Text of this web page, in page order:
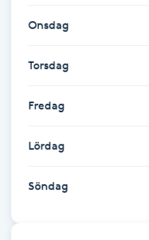
Fransförlängning
Fransförlängning
Fransförlängning Volym
Fransk manikyr
Fransrengöring
Frekvensterapi
Onsdag
Torsdag
Fredag
Lördag
Söndag